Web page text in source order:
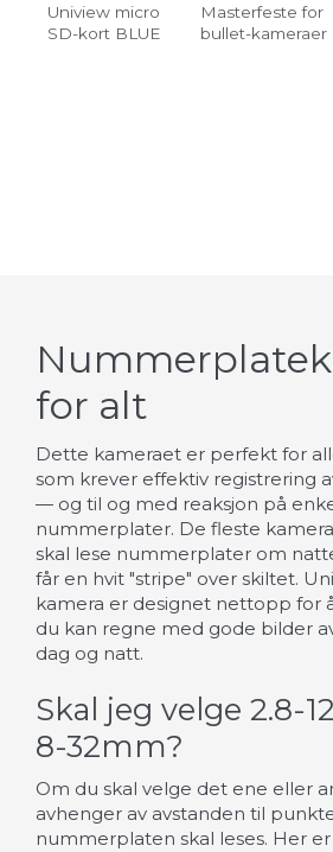
Uniview micro
SD-kort BLUE
Masterfeste for
bullet-kameraer
for alt
Dette kameraet er perfekt for
som krever effektiv registrering
— og til og med reaksjon på
nummerplater. De fleste
skal lese nummerplater om
får en hvit "stripe" over skiltet.
kamera er designet nettopp for
du kan regne med gode bilder
dag og natt.
Skal jeg velge 2.8-
8-32mm?
Om du skal velge det ene eller
avhenger av avstanden til
nummerplaten skal leses. Her